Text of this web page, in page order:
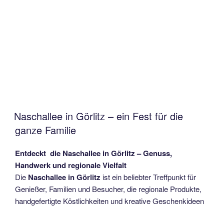
Naschallee in Görlitz – ein Fest für die
ganze Familie
Entdeckt die Naschallee in Görlitz – Genuss,
Handwerk und regionale Vielfalt
Die Naschallee in Görlitz ist ein beliebter Treffpunkt für
Genießer, Familien und Besucher, die regionale Produkte,
handgefertigte Köstlichkeiten und kreative Geschenkideen